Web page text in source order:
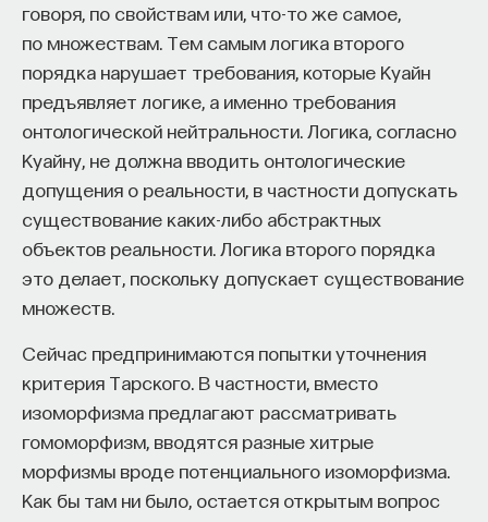
говоря, по свойствам или, что-то же самое,
по множествам. Тем самым логика второго
порядка нарушает требования, которые Куайн
предъявляет логике, а именно требования
онтологической нейтральности. Логика, согласно
Куайну, не должна вводить онтологические
допущения о реальности, в частности допускать
существование каких-либо абстрактных
объектов реальности. Логика второго порядка
это делает, поскольку допускает существование
множеств.
Сейчас предпринимаются попытки уточнения
критерия Тарского. В частности, вместо
изоморфизма предлагают рассматривать
гомоморфизм, вводятся разные хитрые
морфизмы вроде потенциального изоморфизма.
Как бы там ни было, остается открытым вопрос